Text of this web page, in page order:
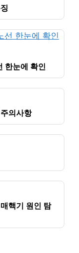
한눈에 확인
의사항
핵기 원인 탐